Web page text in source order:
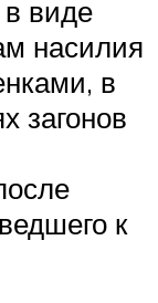
в виде
насилия
в
загонов
к